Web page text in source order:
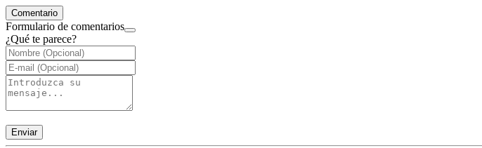
Comentario
Formulario de comentarios
¿Qué te parece?
Enviar